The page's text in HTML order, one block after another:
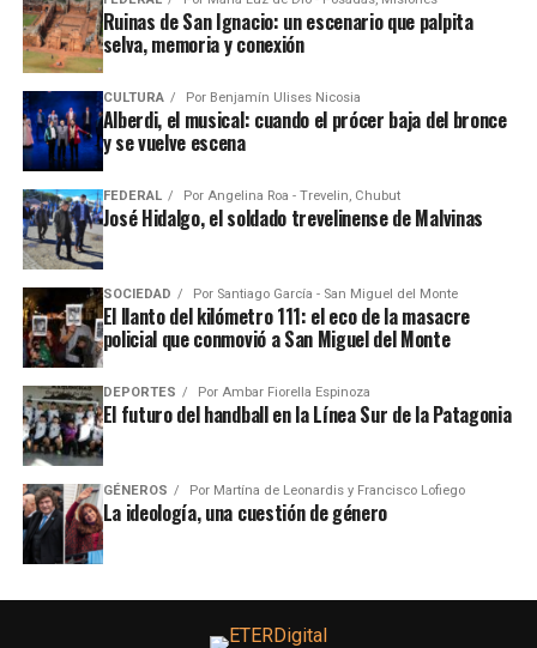
Ruinas de San Ignacio: un escenario que palpita
selva, memoria y conexión
CULTURA Por Benjamín Ulises Nicosia
Alberdi, el musical: cuando el prócer baja del bronce
y se vuelve escena
FEDERAL Por Angelina Roa - Trevelin, Chubut
José Hidalgo, el soldado trevelinense de Malvinas
SOCIEDAD Por Santiago García - San Miguel del Monte
El llanto del kilómetro 111: el eco de la masacre
policial que conmovió a San Miguel del Monte
DEPORTES Por Ambar Fiorella Espinoza
El futuro del handball en la Línea Sur de la Patagonia
GÉNEROS Por Martína de Leonardis y Francisco Lofiego
La ideología, una cuestión de género